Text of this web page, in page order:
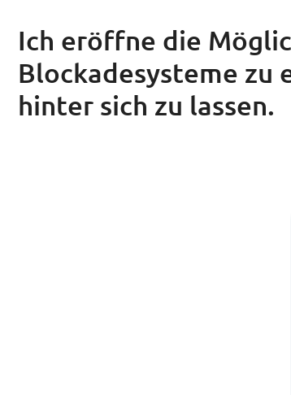
Ich eröffne die
Blockadesysteme zu
hinter sich zu lassen.